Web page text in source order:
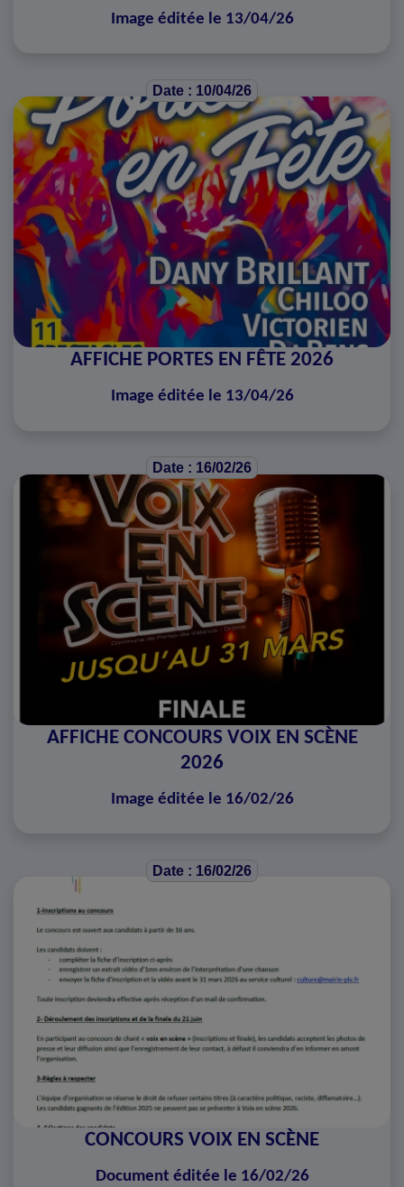
Image éditée le 13/04/26
Date : 10/04/26
AFFICHE PORTES EN FÊTE 2026
Image éditée le 13/04/26
Date : 16/02/26
AFFICHE CONCOURS VOIX EN SCÈNE
2026
Image éditée le 16/02/26
Date : 16/02/26
CONCOURS VOIX EN SCÈNE
Document éditée le 16/02/26